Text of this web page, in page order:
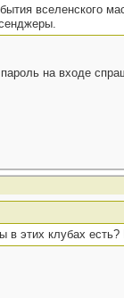
вселенского
на входе
в этих клубах